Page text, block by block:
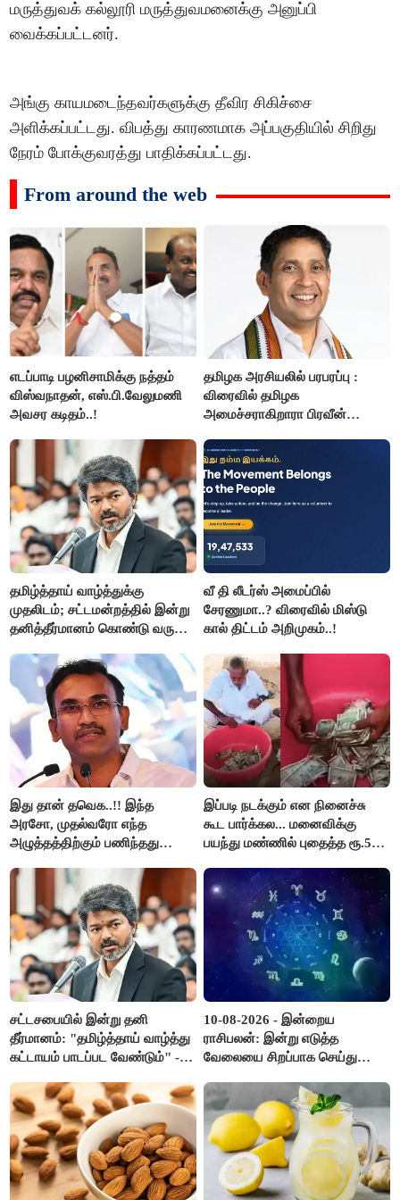
மருத்துவக் கல்லூரி மருத்துவமனைக்கு அனுப்பி
வைக்கப்பட்டனர்.
அங்கு காயமடைந்தவர்களுக்கு தீவிர சிகிச்சை
அளிக்கப்பட்டது. விபத்து காரணமாக அப்பகுதியில் சிறிது
நேரம் போக்குவரத்து பாதிக்கப்பட்டது.
From around the web
எடப்பாடி பழனிசாமிக்கு நத்தம்
விஸ்வநாதன், எஸ்.பி.வேலுமணி
அவசர கடிதம்..!
தமிழக அரசியலில் பரபரப்பு :
விரைவில் தமிழக
அமைச்சராகிறாரா பிரவீன்
தமிழ்த்தாய் வாழ்த்துக்கு
முதலிடம்; சட்டமன்றத்தில் இன்று
தனித்தீர்மானம் கொண்டு வரும்
வீ தி லீடர்ஸ் அமைப்பில்
சேரணுமா..? விரைவில் மிஸ்டு
கால் திட்டம் அறிமுகம்..!
இது தான் தவெக..!! இந்த
அரசோ, முதல்வரோ எந்த
அழுத்தத்திற்கும் பணிந்தது
அருண்ராஜ்..!
இப்படி நடக்கும் என நினைச்சு
கூட பார்க்கல... மனைவிக்கு
பயந்து மண்ணில் புதைத்த ரூ.5
சட்டசபையில் இன்று தனி
தீர்மானம்: "தமிழ்த்தாய் வாழ்த்து
கட்டாயம் பாடப்பட வேண்டும்" -
10-08-2026 - இன்றைய
ராசிபலன்: இன்று எடுத்த
வேலையை சிறப்பாக செய்து
அதே நேரத்தில் கூடுதலாக
உழைக்க வேண்டி இருக்கும்..!